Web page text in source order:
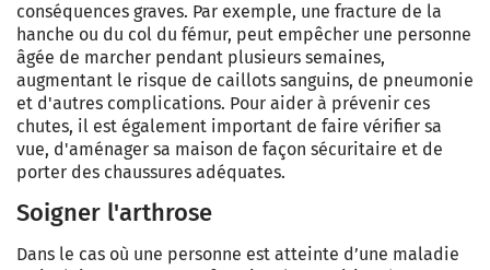
conséquences graves. Par exemple, une fracture de la
hanche ou du col du fémur, peut empêcher une personne
âgée de marcher pendant plusieurs semaines,
augmentant le risque de caillots sanguins, de pneumonie
et d'autres complications. Pour aider à prévenir ces
chutes, il est également important de faire vérifier sa
vue, d'aménager sa maison de façon sécuritaire et de
porter des chaussures adéquates.
Soigner l'arthrose
Dans le cas où une personne est atteinte d’une maladie